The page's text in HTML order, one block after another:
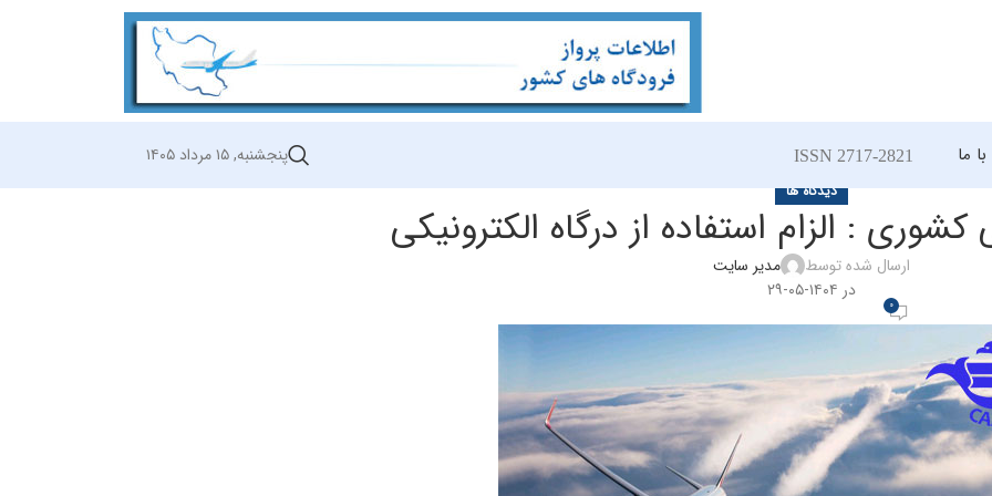
ما ISSN 2717-2821 پنجشنبه, ۱۵ مرداد ۱۴۰۵
دیدگاه ها
: الزام استفاده از درگاه الکترونیکی
ارسال شده توسط
مدیر سایت
در ۱۴۰۴-۰۵-۲۹
0